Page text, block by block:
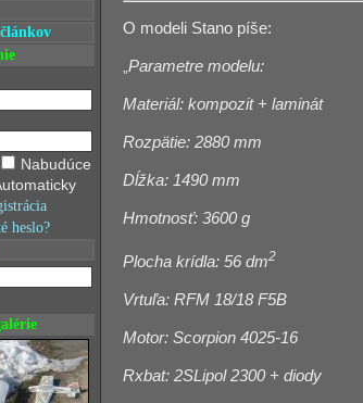
Nabudúce
heslo?
O modeli Stano píše:
Parametre modelu:
Materiál: kompozit + laminát
Rozpätie: 2880 mm
Dĺžka: 1490 mm
Hmotnosť: 3600 g
Plocha krídla: 56 dm2
Vrtuľa: RFM 18/18 F5B
Motor: Scorpion 4025-16
Rxbat: 2SLipol 2300 + diody